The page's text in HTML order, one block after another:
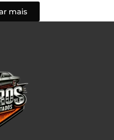
mais